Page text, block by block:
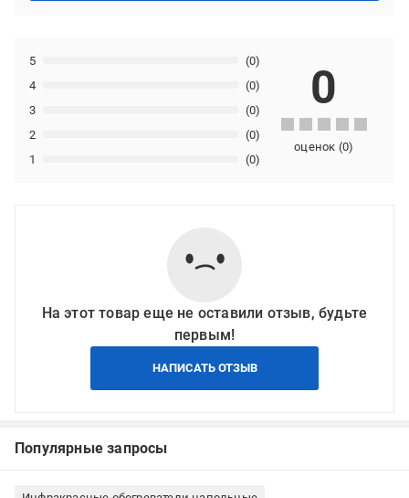
1 (0)
2 (0)
3 (0)
4 (0)
5 (0)
0
оценок (0)
На этот товар еще не оставили отзыв, будьте
первым!
НАПИСАТЬ ОТЗЫВ
Популярные запросы